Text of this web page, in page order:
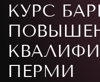
КУРС
ПЕРМИ